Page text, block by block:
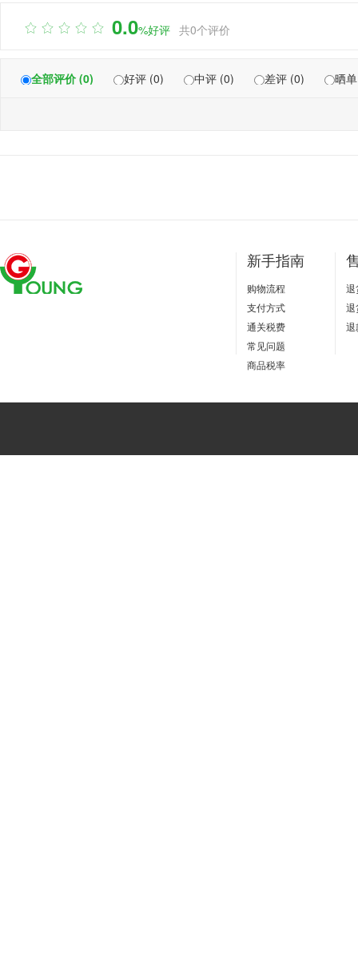
 0.0%好评 共0个评价
全部评价 (0) 好评 (0) 中评 (0) 差评 (0) 晒
新手指南
购物流程
支付方式
通关税费
常见问题
商品税率
退
退
退